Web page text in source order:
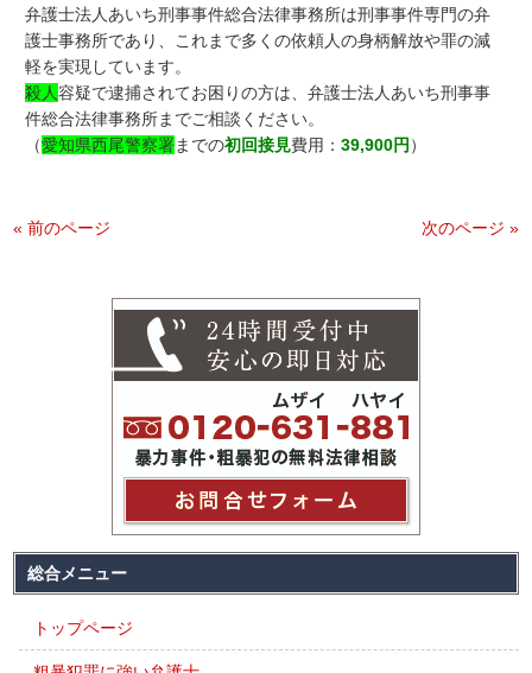
弁護士法人あいち刑事事件総合法律事務所は刑事事件専門の弁
護士事務所であり、これまで多くの依頼人の身柄解放や罪の減
軽を実現しています。
殺人容疑で逮捕されてお困りの方は、弁護士法人あいち刑事事
件総合法律事務所までご相談ください。
（愛知県西尾警察署までの初回接見費用：39,900円 ）
« 前のページ 次のページ »
総合メニュー
トップページ